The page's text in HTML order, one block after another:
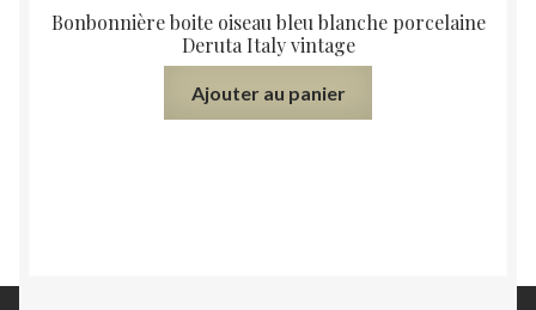
Bonbonnière boite oiseau bleu blanche porcelaine
Deruta Italy vintage
Ajouter au panier